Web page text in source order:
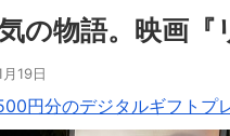
の物語。映画
19日